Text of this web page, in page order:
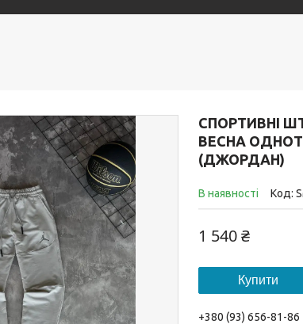
СПОРТИВНІ
ВЕСНА
(ДЖОРДАН)
В наявності Код:
1 540 ₴
Купити
+380 (93) 656-81-86